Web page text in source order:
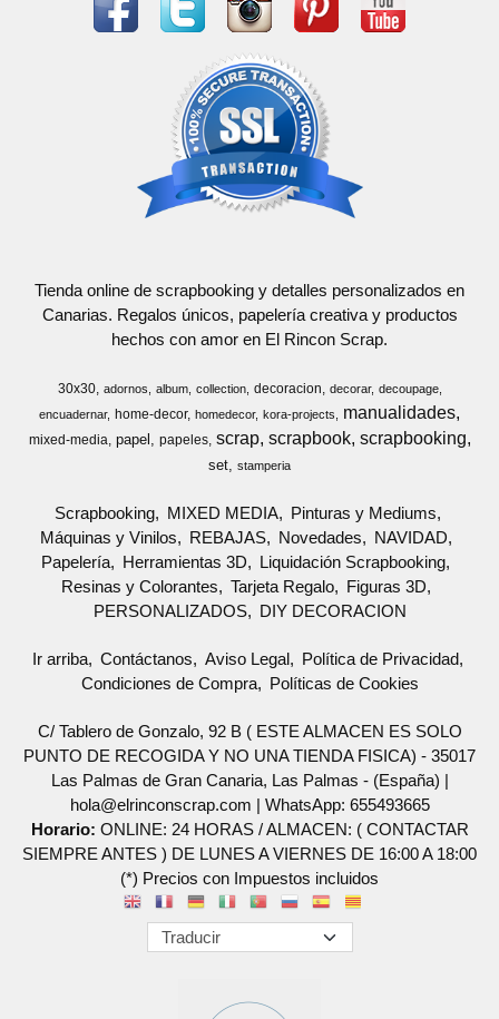
Tienda online de scrapbooking y detalles personalizados en
Canarias. Regalos únicos, papelería creativa y productos
hechos con amor en El Rincon Scrap.
30x30 adornos album collection decoracion decorar
decoupage
encuadernar
home-decor homedecor kora-projects manualidades
mixed-media papel papeles scrap scrapbook scrapbooking
set stamperia
Scrapbooking MIXED MEDIA
Pinturas y Mediums
Máquinas y Vinilos
REBAJAS Novedades
NAVIDAD
Papelería
Herramientas 3D
Liquidación Scrapbooking
Resinas y Colorantes
Tarjeta Regalo
Figuras 3D
PERSONALIZADOS
DIY DECORACION
Ir arriba Contáctanos Aviso Legal
Política de Privacidad
Condiciones de Compra
Políticas de Cookies
C/ Tablero de Gonzalo, 92 B ( ESTE ALMACEN ES SOLO
PUNTO DE RECOGIDA Y NO UNA TIENDA FISICA) - 35017
Las Palmas de Gran Canaria, Las Palmas - (España) |
hola@elrinconscrap.com | WhatsApp: 655493665
Horario: ONLINE: 24 HORAS / ALMACEN: ( CONTACTAR
SIEMPRE ANTES ) DE LUNES A VIERNES DE 16:00 A 18:00
(*) Precios con Impuestos incluidos